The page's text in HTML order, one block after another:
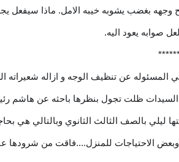
وجهه بغضب يشوبه خيبه الامل. ماذا سيفعل
صوابه يعود اليه.
عن تنظيف الوجه و ازاله شعيراته
ظلت تجول بنظرها باحثه عن هاشم
ليلي بالصف الثالث الثانوي وبالتالي هي
وبعض الاحتياجات للمنزل....فاقت من شرودها